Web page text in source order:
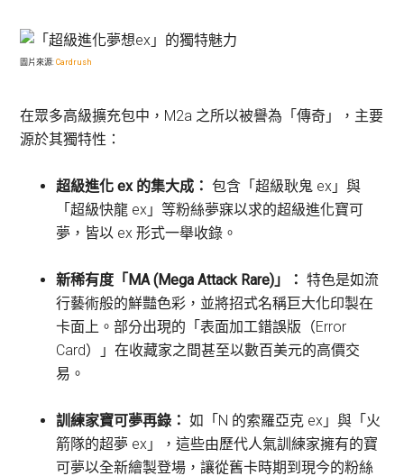
圖片來源:Cardrush
在眾多高級擴充包中，M2a 之所以被譽為「傳奇」，主要
源於其獨特性：
超級進化 ex 的集大成： 包含「超級耿鬼 ex」與
「超級快龍 ex」等粉絲夢寐以求的超級進化寶可
夢，皆以 ex 形式一舉收錄。
新稀有度「MA (Mega Attack Rare)」： 特色是如流
行藝術般的鮮豔色彩，並將招式名稱巨大化印製在
卡面上。部分出現的「表面加工錯誤版（Error
Card）」在收藏家之間甚至以數百美元的高價交
易。
訓練家寶可夢再錄： 如「N 的索羅亞克 ex」與「火
箭隊的超夢 ex」，這些由歷代人氣訓練家擁有的寶
可夢以全新繪製登場，讓從舊卡時期到現今的粉絲